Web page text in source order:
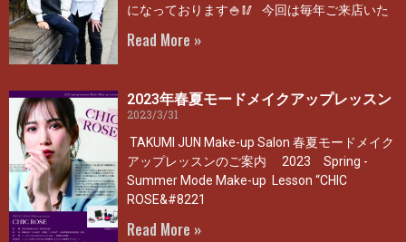
になっております🍚🥢 今回は毎年ご来店いた
Read More »
2023年春夏モードメイクアップレッスン
2023/3/31
TAKUMI JUN Make-up Salon 春夏モードメイク
アップレッスンのご案内 2023 Spring -
Summer Mode Make-up Lesson “CHIC
ROSE&#8221
Read More »